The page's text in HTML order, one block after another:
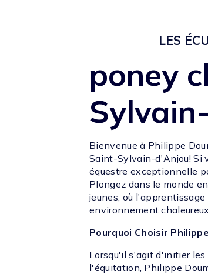
LES
poney
Bienvenue à Philippe
Saint-Sylvain-d'Anjou! Si
équestre exceptionnelle
Plongez dans le monde
jeunes, où
environnement
Pourquoi Choisir
Lorsqu'il s'agit d'initier
l'équitation, Philippe